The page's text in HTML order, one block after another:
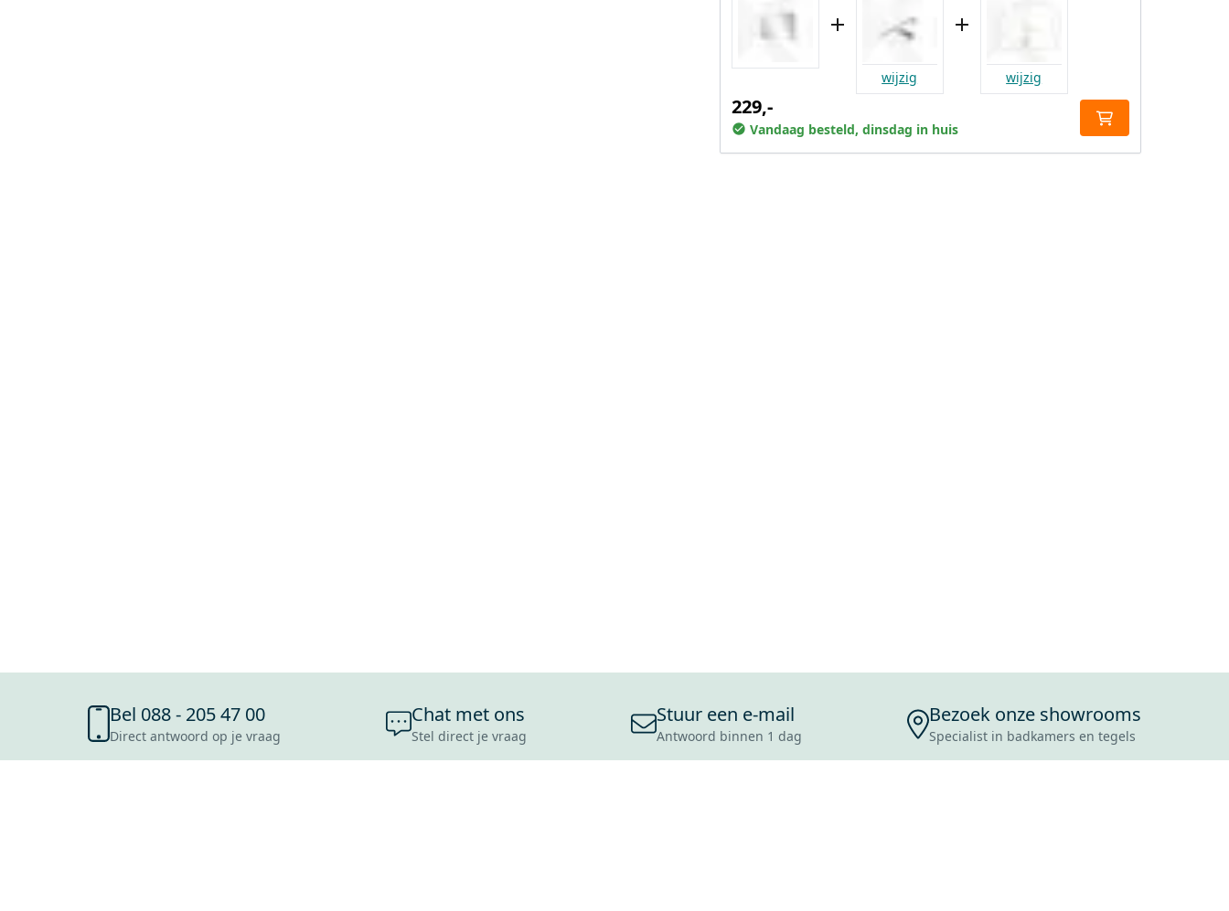
wijzig wijzig
229,-
Vandaag besteld, dinsdag in huis
Bel 088 - 205 47 00
Direct antwoord op je vraag
Chat met ons
Stel direct je vraag
Stuur een e-mail
Antwoord binnen 1 dag
Bezoek onze showrooms
Specialist in badkamers en tegels